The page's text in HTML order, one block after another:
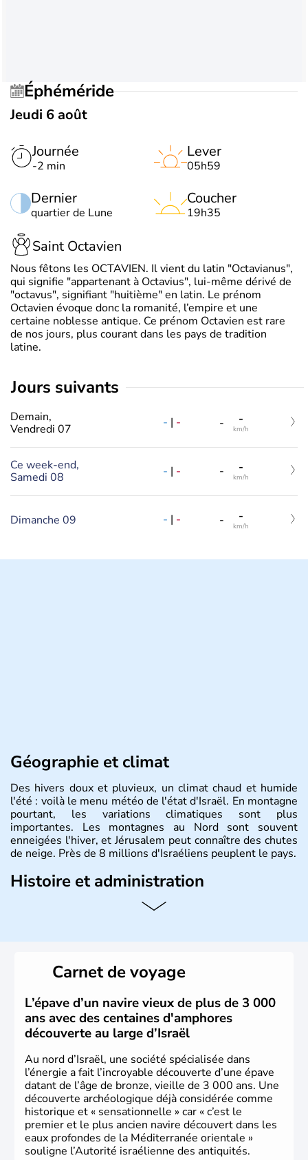
Éphéméride
Jeudi 6 août
Journée
-2 min
Dernier
quartier de Lune
Lever
05h59
Coucher
19h35
Saint Octavien
Nous fêtons les OCTAVIEN. Il vient du latin "Octavianus",
qui signifie "appartenant à Octavius", lui-même dérivé de
"octavus", signifiant "huitième" en latin. Le prénom
Octavien évoque donc la romanité, l’empire et une
certaine noblesse antique. Ce prénom Octavien est rare
de nos jours, plus courant dans les pays de tradition
latine.
jours suivants
Demain,
Vendredi 07
- | - - -
km/h
Ce week-end,
Samedi 08
- | - - -
km/h
Dimanche 09 - | - - -
km/h
Géographie et climat
Des hivers doux et pluvieux, un climat chaud et humide
l'été : voilà le menu météo de l'état d'Israël. En montagne
pourtant, les variations climatiques sont plus
importantes. Les montagnes au Nord sont souvent
enneigées l'hiver, et Jérusalem peut connaître des chutes
de neige. Près de 8 millions d'Israéliens peuplent le pays.
Histoire et administration
L'Israël est un état de la partie est de la Méditerranée,
vrai essor économique dans le domaine des nouvelles
Carnet de voyage
L’épave d’un navire vieux de plus de 3 000
ans avec des centaines d'amphores
découverte au large d’Israël
Au nord d’Israël, une société spécialisée dans
l’énergie a fait l’incroyable découverte d’une épave
datant de l’âge de bronze, vieille de 3 000 ans. Une
découverte archéologique déjà considérée comme
historique et « sensationnelle » car « c’est le
premier et le plus ancien navire découvert dans les
eaux profondes de la Méditerranée orientale »
souligne l’Autorité israélienne des antiquités.